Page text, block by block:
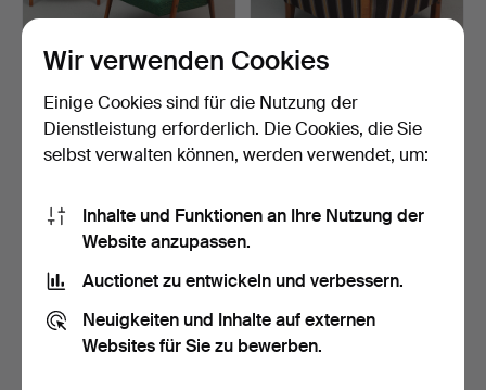
SESSEL, ein Paar, Teak und
Textil, 1950er/…
Beendet 7. Jul 2026
SESSEL, Art déco,
1930er/40er Jahre.
Beendet 7. Jul 2026
Wir verwenden Cookies
Einige Cookies sind für die Nutzung der
Dienstleistung erforderlich. Die Cookies, die Sie
selbst verwalten können, werden verwendet, um:
Inhalte und Funktionen an Ihre Nutzung der
Website anzupassen.
Auctionet zu entwickeln und verbessern.
Neuigkeiten und Inhalte auf externen
Websites für Sie zu bewerben.